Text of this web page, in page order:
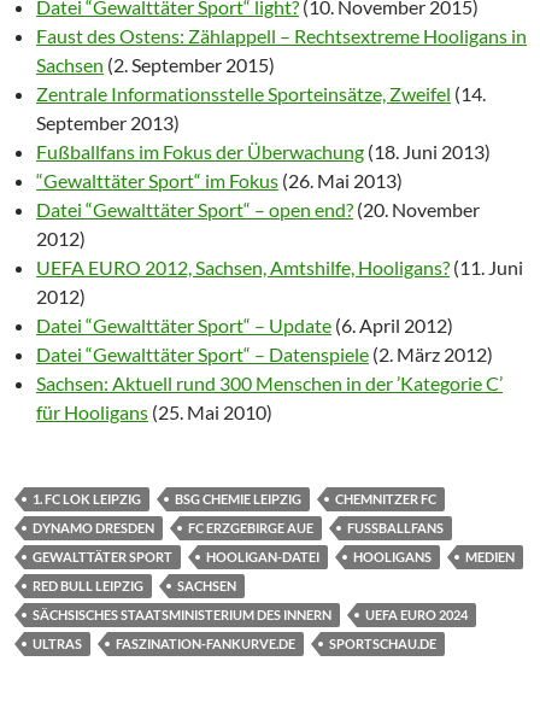
Datei “Gewalttäter Sport“ light? (10. November 2015)
Faust des Ostens: Zählappell – Rechtsextreme Hooligans in
Sachsen (2. September 2015)
Zentrale Informationsstelle Sporteinsätze, Zweifel (14.
September 2013)
Fußballfans im Fokus der Überwachung (18. Juni 2013)
“Gewalttäter Sport“ im Fokus (26. Mai 2013)
Datei “Gewalttäter Sport“ – open end? (20. November
2012)
UEFA EURO 2012, Sachsen, Amtshilfe, Hooligans? (11. Juni
2012)
Datei “Gewalttäter Sport“ – Update (6. April 2012)
Datei “Gewalttäter Sport“ – Datenspiele (2. März 2012)
Sachsen: Aktuell rund 300 Menschen in der ’Kategorie C’
für Hooligans (25. Mai 2010)
1. FC LOK LEIPZIG BSG CHEMIE LEIPZIG
CHEMNITZER FC
DYNAMO DRESDEN
FC ERZGEBIRGE AUE
FUSSBALLFANS
GEWALTTÄTER SPORT
HOOLIGAN-DATEI HOOLIGANS
MEDIEN
RED BULL LEIPZIG
SACHSEN
SÄCHSISCHES STAATSMINISTERIUM DES INNERN
UEFA EURO 2024
ULTRAS
FASZINATION-FANKURVE.DE SPORTSCHAU.DE